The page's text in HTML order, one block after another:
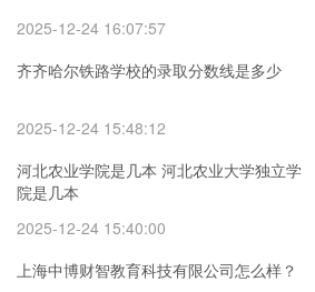
2025-12-24 16:07:57
齐齐哈尔铁路学校的录取分数线是多少
2025-12-24 15:48:12
河北农业学院是几本 河北农业大学独立学
院是几本
2025-12-24 15:40:00
上海中博财智教育科技有限公司怎么样？